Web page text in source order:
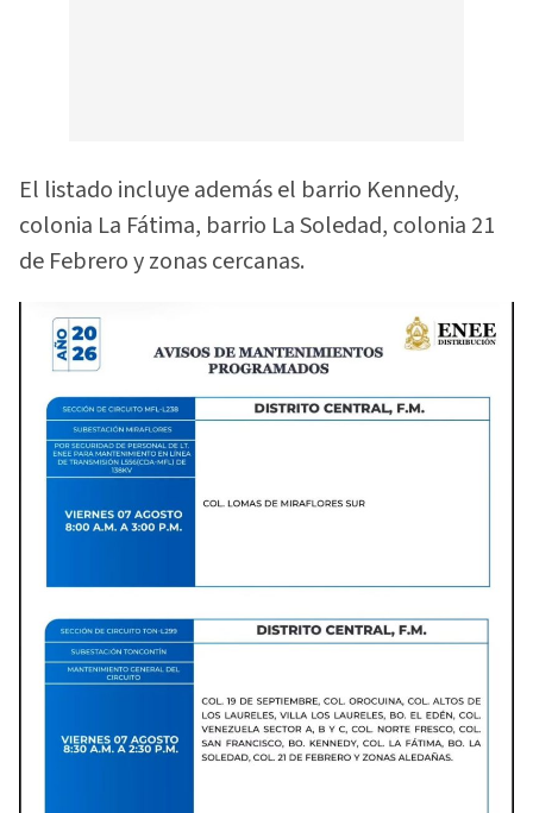
El listado incluye además el barrio Kennedy,
colonia La Fátima, barrio La Soledad, colonia 21
de Febrero y zonas cercanas.